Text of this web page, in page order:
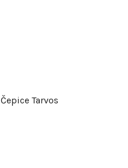
Čepice Tarvos